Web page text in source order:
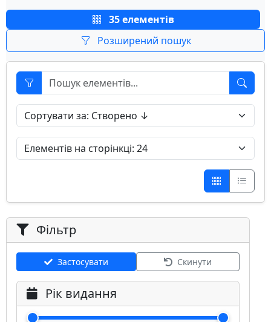
35 елементів
Розширений пошук
Фільтр
Застосувати Скинути
Рік видання